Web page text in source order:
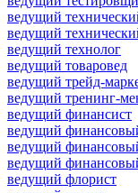
ведущий
ведущий
ведущий технолог
ведущий товаровед
ведущий трейд-
ведущий тренинг-
ведущий финансист
ведущий
ведущий
ведущий
ведущий флорист